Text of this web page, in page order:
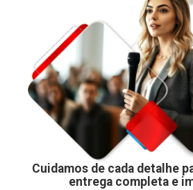
Cuidamos de cada detalhe
entrega completa e